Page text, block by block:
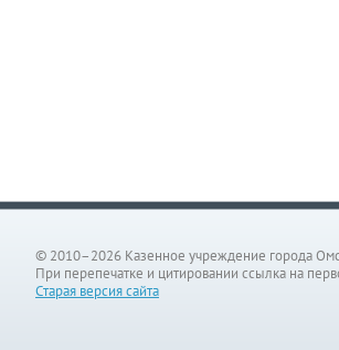
© 2010–2026 Казенное учреждение города
При перепечатке и цитировании ссылка на
Старая версия сайта